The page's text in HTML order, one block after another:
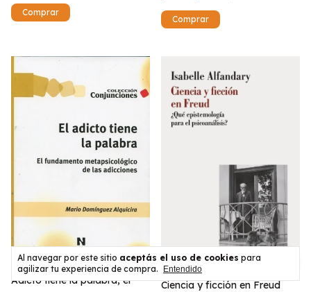
Al navegar por este sitio aceptás el uso de cookies para
agilizar tu experiencia de compra.
Entendido
Adicto tiene la palabra, el Ciencia y ficción en Freud